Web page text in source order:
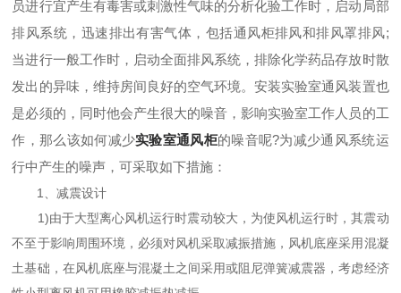
员进行宜产生有毒害或刺激性气味的分析化验工作时，启动局部
排风系统，迅速排出有害气体，包括通风柜排风和排风罩排风;
当进行一般工作时，启动全面排风系统，排除化学药品存放时散
发出的异味，维持房间良好的空气环境。安装实验室通风装置也
是必须的，同时他会产生很大的噪音，影响实验室工作人员的工
作，那么该如何减少实验室通风柜的噪音呢?为减少通风系统运
行中产生的噪声，可采取如下措施：
1、减震设计
1)由于大型离心风机运行时震动较大，为使风机运行时，其震动
不至于影响周围环境，必须对风机采取减振措施，风机底座采用混凝
土基础，在风机底座与混凝土之间采用或阻尼弹簧减震器，考虑经济